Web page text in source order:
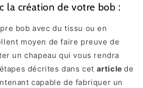
la création de votre bob :
bob avec du tissu ou en
moyen de faire preuve de
un chapeau qui vous rendra
décrites dans cet articlede
capable de fabriquer un